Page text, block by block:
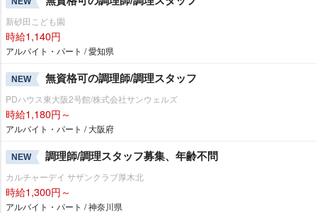
新砂田こども園
時給1,140円
アルバイト・パート / 愛知県
NEW 無資格可の調理師/調理スタッフ
PDハウス東大阪2号館/株式会社サンウェルズ
時給1,180円～
アルバイト・パート / 大阪府
NEW 調理師/調理スタッフ募集、年齢不問
カルチャーデイ サザンクラブ厚木北
時給1,300円～
アルバイト・パート / 神奈川県